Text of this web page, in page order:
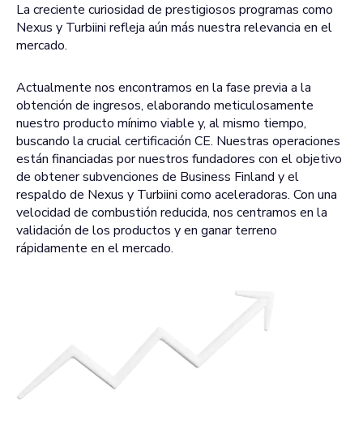
La creciente curiosidad de prestigiosos programas como
Nexus y Turbiini refleja aún más nuestra relevancia en el
mercado.
Actualmente nos encontramos en la fase previa a la
obtención de ingresos, elaborando meticulosamente
nuestro producto mínimo viable y, al mismo tiempo,
buscando la crucial certificación CE. Nuestras operaciones
están financiadas por nuestros fundadores con el objetivo
de obtener subvenciones de Business Finland y el
respaldo de Nexus y Turbiini como aceleradoras. Con una
velocidad de combustión reducida, nos centramos en la
validación de los productos y en ganar terreno
rápidamente en el mercado.